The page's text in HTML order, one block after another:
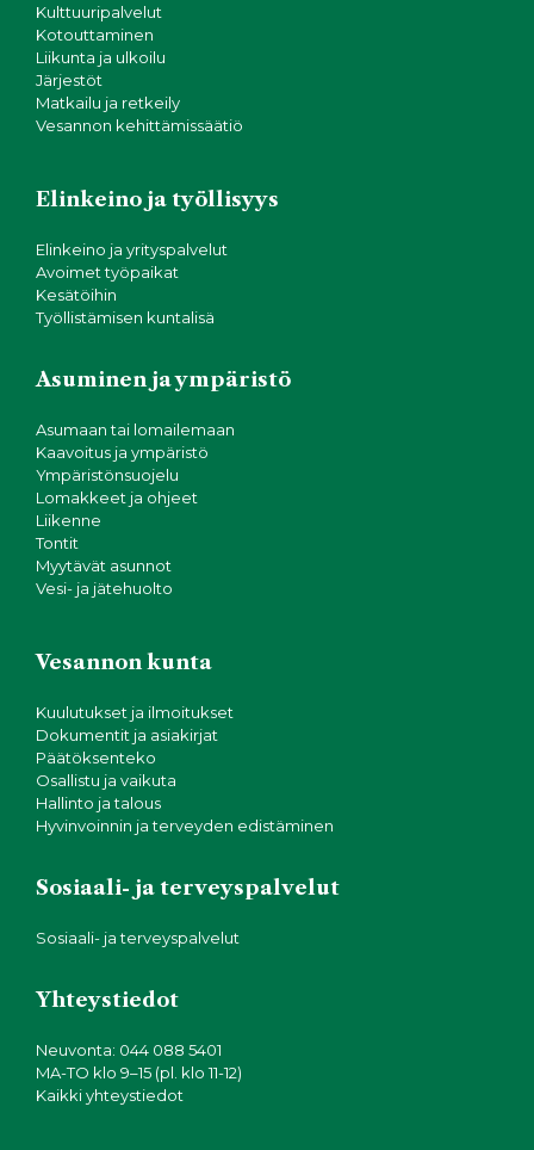
Kulttuuripalvelut
Kotouttaminen
Liikunta ja ulkoilu
Järjestöt
Matkailu ja retkeily
Vesannon kehittämissäätiö
Elinkeino ja työllisyys
Elinkeino ja yrityspalvelut
Avoimet työpaikat
Kesätöihin
Työllistämisen kuntalisä
Asuminen ja ympäristö
Asumaan tai lomailemaan
Kaavoitus ja ympäristö
Ympäristönsuojelu
Lomakkeet ja ohjeet
Liikenne
Tontit
Myytävät asunnot
Vesi- ja jätehuolto
Vesannon kunta
Kuulutukset ja ilmoitukset
Dokumentit ja asiakirjat
Päätöksenteko
Osallistu ja vaikuta
Hallinto ja talous
Hyvinvoinnin ja terveyden edistäminen
Sosiaali- ja terveyspalvelut
Sosiaali- ja terveyspalvelut
Yhteystiedot
Neuvonta: 044 088 5401
MA-TO klo 9–15 (pl. klo 11-12)
Kaikki yhteystiedot